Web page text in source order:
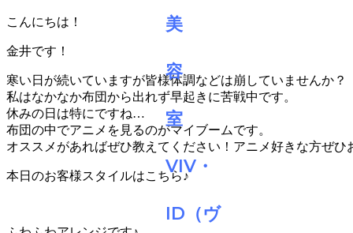
こんにちは！
金井です！
寒い日が続いていますが皆様体調などは崩していませんか？
私はなかなか布団から出れず早起きに苦戦中です。
休みの日は特にですね…
布団の中でアニメを見るのがマイブームです。
オススメがあればぜひ教えてください！アニメ好きな方ぜひ
本日のお客様スタイルはこちら♪